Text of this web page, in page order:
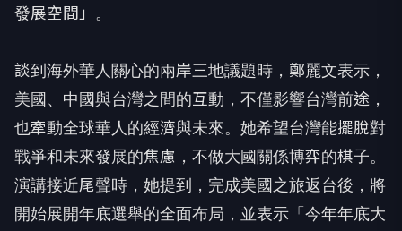
發展空間」。
談到海外華人關心的兩岸三地議題時，鄭麗文表示，
美國、中國與台灣之間的互動，不僅影響台灣前途，
也牽動全球華人的經濟與未來。她希望台灣能擺脫對
戰爭和未來發展的焦慮，不做大國關係博弈的棋子。
演講接近尾聲時，她提到，完成美國之旅返台後，將
開始展開年底選舉的全面布局，並表示「今年年底大